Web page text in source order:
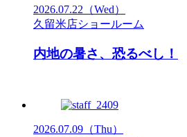
2026.07.22 （Wed）
久留米店ショールーム
内地の暑さ、恐るべし！
2026.07.09 （Thu）